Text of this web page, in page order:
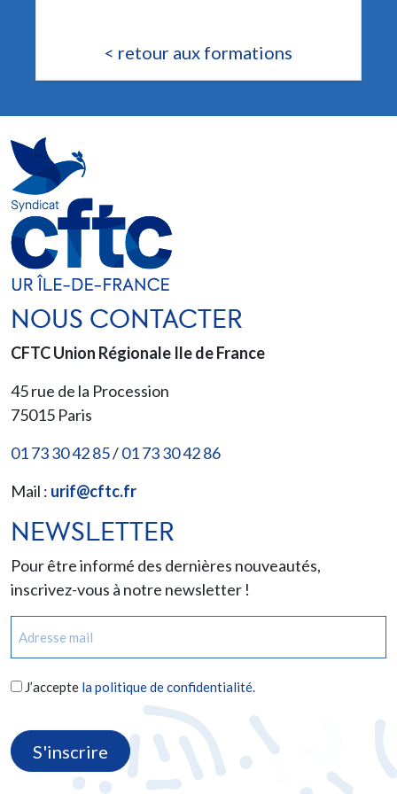
< retour aux formations
NOUS CONTACTER
CFTC Union Régionale Ile de France
45 rue de la Procession
75015 Paris
01 73 30 42 85/01 73 30 42 86
Mail : urif@cftc.fr
NEWSLETTER
Pour être informé des dernières nouveautés,
inscrivez-vous à notre newsletter !
mail
RGPD
J’accepte la politique de confidentialité.